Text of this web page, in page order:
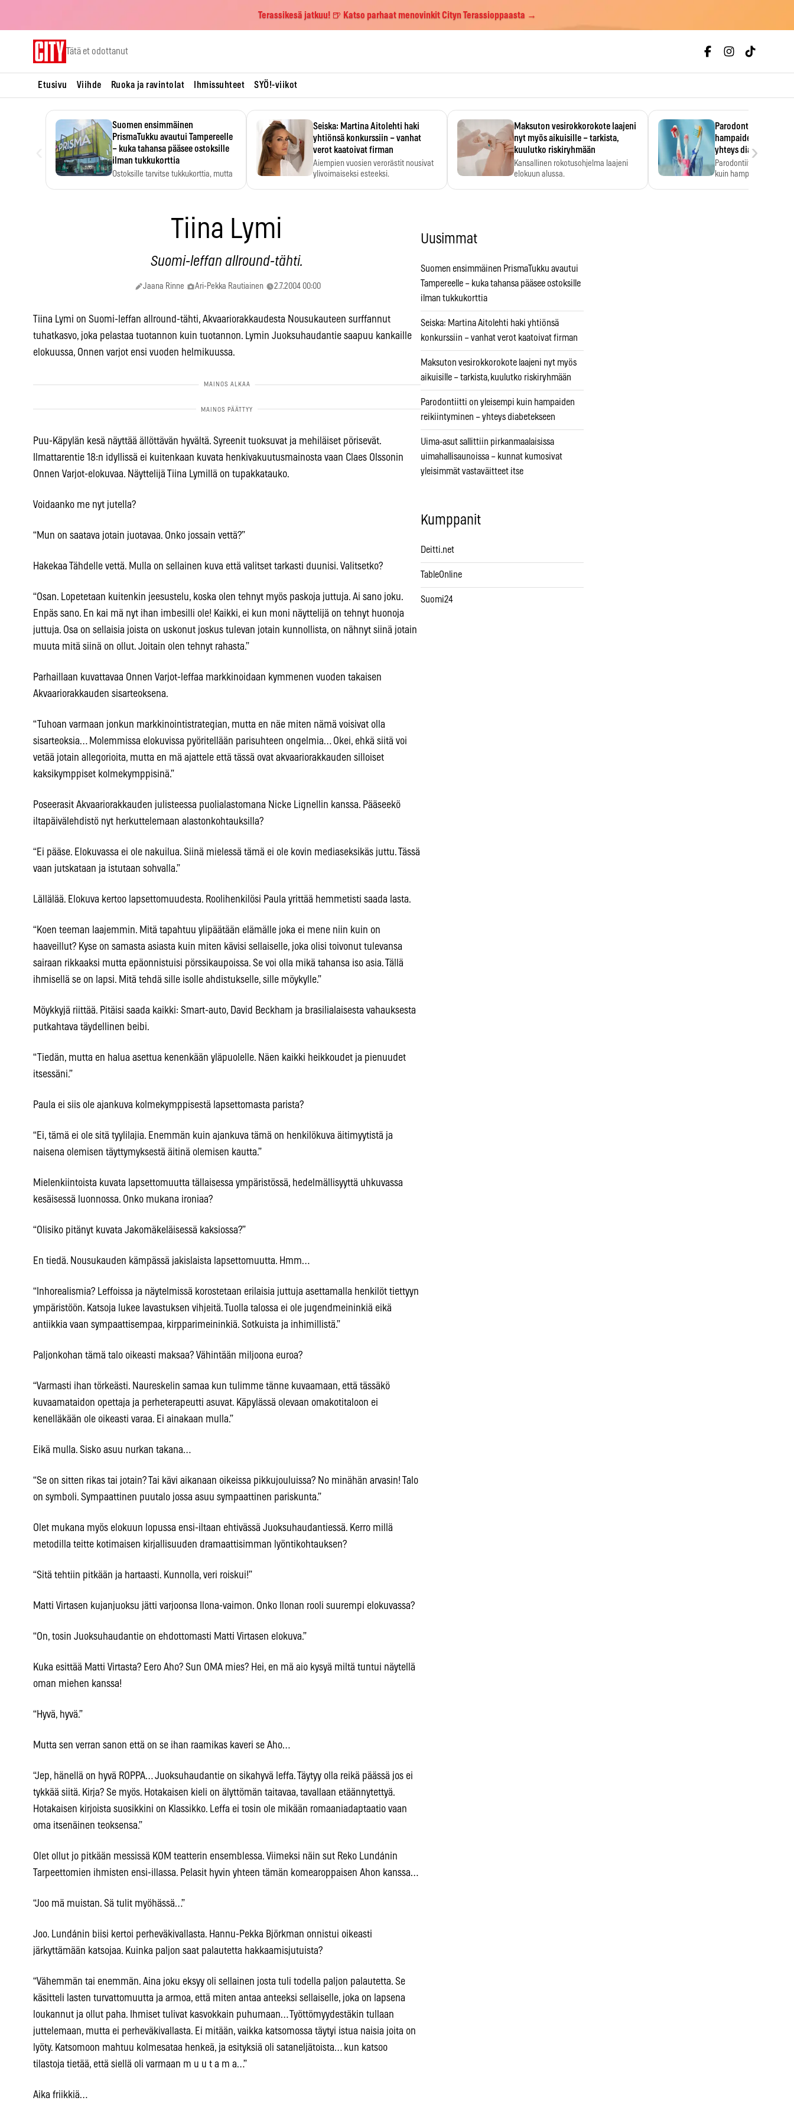
Terassikesä jatkuu! 🍺 Katso parhaat menovinkit Cityn Terassioppaasta →
Tätä et odottanut
Etusivu Viihde Ruoka ja ravintolat Ihmissuhteet SYÖ!-viikot
Suomen ensimmäinen
PrismaTukku avautui Tampereelle
– kuka tahansa pääsee ostoksille
ilman tukkukorttia
Ostoksille tarvitse tukkukorttia, mutta
Seiska: Martina Aitolehti haki
yhtiönsä konkurssiin – vanhat
verot kaatoivat firman
Aiempien vuosien verorästit nousivat
ylivoimaiseksi esteeksi.
Maksuton vesirokkorokote laajeni
nyt myös aikuisille – tarkista,
kuulutko riskiryhmään
Kansallinen rokotusohjelma laajeni
elokuun alussa.
Parodontiitti on
hampaiden
yhteys diabetekseen
Parodontiitti on
kuin hampaiden
›
Tiina Lymi
Suomi-leffan allround-tähti.
Jaana Rinne Ari-Pekka Rautiainen 2.7.2004 00:00
Tiina Lymi on Suomi-leffan allround-tähti, Akvaariorakkaudesta Nousukauteen surffannut
tuhatkasvo, joka pelastaa tuotannon kuin tuotannon. Lymin Juoksuhaudantie saapuu kankaille
elokuussa, Onnen varjot ensi vuoden helmikuussa.
Puu-Käpylän kesä näyttää ällöttävän hyvältä. Syreenit tuoksuvat ja mehiläiset pörisevät.
Ilmattarentie 18:n idyllissä ei kuitenkaan kuvata henkivakuutusmainosta vaan Claes Olssonin
Onnen Varjot-elokuvaa. Näyttelijä Tiina Lymillä on tupakkatauko.
Voidaanko me nyt jutella?
“Mun on saatava jotain juotavaa. Onko jossain vettä?”
Hakekaa Tähdelle vettä. Mulla on sellainen kuva että valitset tarkasti duunisi. Valitsetko?
“Osan. Lopetetaan kuitenkin jeesustelu, koska olen tehnyt myös paskoja juttuja. Ai sano joku.
Enpäs sano. En kai mä nyt ihan imbesilli ole! Kaikki, ei kun moni näyttelijä on tehnyt huonoja
juttuja. Osa on sellaisia joista on uskonut joskus tulevan jotain kunnollista, on nähnyt siinä jotain
muuta mitä siinä on ollut. Joitain olen tehnyt rahasta.”
Parhaillaan kuvattavaa Onnen Varjot-leffaa markkinoidaan kymmenen vuoden takaisen
Akvaariorakkauden sisarteoksena.
“Tuhoan varmaan jonkun markkinointistrategian, mutta en näe miten nämä voisivat olla
sisarteoksia… Molemmissa elokuvissa pyöritellään parisuhteen ongelmia… Okei, ehkä siitä voi
vetää jotain allegorioita, mutta en mä ajattele että tässä ovat akvaariorakkauden silloiset
kaksikymppiset kolmekymppisinä.”
Poseerasit Akvaariorakkauden julisteessa puolialastomana Nicke Lignellin kanssa. Pääseekö
iltapäivälehdistö nyt herkuttelemaan alastonkohtauksilla?
“Ei pääse. Elokuvassa ei ole nakuilua. Siinä mielessä tämä ei ole kovin mediaseksikäs juttu. Tässä
vaan jutskataan ja istutaan sohvalla.”
Lällälää. Elokuva kertoo lapsettomuudesta. Roolihenkilösi Paula yrittää hemmetisti saada lasta.
“Koen teeman laajemmin. Mitä tapahtuu ylipäätään elämälle joka ei mene niin kuin on
haaveillut? Kyse on samasta asiasta kuin miten kävisi sellaiselle, joka olisi toivonut tulevansa
sairaan rikkaaksi mutta epäonnistuisi pörssikaupoissa. Se voi olla mikä tahansa iso asia. Tällä
ihmisellä se on lapsi. Mitä tehdä sille isolle ahdistukselle, sille möykylle.”
Möykkyjä riittää. Pitäisi saada kaikki: Smart-auto, David Beckham ja brasilialaisesta vahauksesta
putkahtava täydellinen beibi.
“Tiedän, mutta en halua asettua kenenkään yläpuolelle. Näen kaikki heikkoudet ja pienuudet
itsessäni.”
Paula ei siis ole ajankuva kolmekymppisestä lapsettomasta parista?
“Ei, tämä ei ole sitä tyylilajia. Enemmän kuin ajankuva tämä on henkilökuva äitimyytistä ja
naisena olemisen täyttymyksestä äitinä olemisen kautta.”
Mielenkiintoista kuvata lapsettomuutta tällaisessa ympäristössä, hedelmällisyyttä uhkuvassa
kesäisessä luonnossa. Onko mukana ironiaa?
“Olisiko pitänyt kuvata Jakomäkeläisessä kaksiossa?”
En tiedä. Nousukauden kämpässä jakislaista lapsettomuutta. Hmm…
“Inhorealismia? Leffoissa ja näytelmissä korostetaan erilaisia juttuja asettamalla henkilöt tiettyyn
ympäristöön. Katsoja lukee lavastuksen vihjeitä. Tuolla talossa ei ole jugendmeininkiä eikä
antiikkia vaan sympaattisempaa, kirpparimeininkiä. Sotkuista ja inhimillistä.”
Paljonkohan tämä talo oikeasti maksaa? Vähintään miljoona euroa?
“Varmasti ihan törkeästi. Naureskelin samaa kun tulimme tänne kuvaamaan, että tässäkö
kuvaamataidon opettaja ja perheterapeutti asuvat. Käpylässä olevaan omakotitaloon ei
kenelläkään ole oikeasti varaa. Ei ainakaan mulla.”
Eikä mulla. Sisko asuu nurkan takana…
“Se on sitten rikas tai jotain? Tai kävi aikanaan oikeissa pikkujouluissa? No minähän arvasin! Talo
on symboli. Sympaattinen puutalo jossa asuu sympaattinen pariskunta.”
Olet mukana myös elokuun lopussa ensi-iltaan ehtivässä Juoksuhaudantiessä. Kerro millä
metodilla teitte kotimaisen kirjallisuuden dramaattisimman lyöntikohtauksen?
“Sitä tehtiin pitkään ja hartaasti. Kunnolla, veri roiskui!”
Matti Virtasen kujanjuoksu jätti varjoonsa Ilona-vaimon. Onko Ilonan rooli suurempi elokuvassa?
“On, tosin Juoksuhaudantie on ehdottomasti Matti Virtasen elokuva.”
Kuka esittää Matti Virtasta? Eero Aho? Sun OMA mies? Hei, en mä aio kysyä miltä tuntui näytellä
oman miehen kanssa!
“Hyvä, hyvä.”
Mutta sen verran sanon että on se ihan raamikas kaveri se Aho…
“Jep, hänellä on hyvä ROPPA… Juoksuhaudantie on sikahyvä leffa. Täytyy olla reikä päässä jos ei
tykkää siitä. Kirja? Se myös. Hotakaisen kieli on älyttömän taitavaa, tavallaan etäännytettyä.
Hotakaisen kirjoista suosikkini on Klassikko. Leffa ei tosin ole mikään romaaniadaptaatio vaan
oma itsenäinen teoksensa.”
Olet ollut jo pitkään messissä KOM teatterin ensemblessa. Viimeksi näin sut Reko Lundánin
Tarpeettomien ihmisten ensi-illassa. Pelasit hyvin yhteen tämän komearoppaisen Ahon kanssa…
“Joo mä muistan. Sä tulit myöhässä…”
Joo. Lundánin biisi kertoi perheväkivallasta. Hannu-Pekka Björkman onnistui oikeasti
järkyttämään katsojaa. Kuinka paljon saat palautetta hakkaamisjutuista?
“Vähemmän tai enemmän. Aina joku eksyy oli sellainen josta tuli todella paljon palautetta. Se
käsitteli lasten turvattomuutta ja armoa, että miten antaa anteeksi sellaiselle, joka on lapsena
loukannut ja ollut paha. Ihmiset tulivat kasvokkain puhumaan… Työttömyydestäkin tullaan
juttelemaan, mutta ei perheväkivallasta. Ei mitään, vaikka katsomossa täytyi istua naisia joita on
lyöty. Katsomoon mahtuu kolmesataa henkeä, ja esityksiä oli sataneljätoista… kun katsoo
tilastoja tietää, että siellä oli varmaan m u u t a m a…”
Aika friikkiä…
Uusimmat
Suomen ensimmäinen PrismaTukku avautui
Tampereelle – kuka tahansa pääsee ostoksille
ilman tukkukorttia
Seiska: Martina Aitolehti haki yhtiönsä
konkurssiin – vanhat verot kaatoivat firman
Maksuton vesirokkorokote laajeni nyt myös
aikuisille – tarkista, kuulutko riskiryhmään
Parodontiitti on yleisempi kuin hampaiden
reikiintyminen – yhteys diabetekseen
Uima-asut sallittiin pirkanmaalaisissa
uimahallisaunoissa – kunnat kumosivat
yleisimmät vastaväitteet itse
Kumppanit
Deitti.net
TableOnline
Suomi24